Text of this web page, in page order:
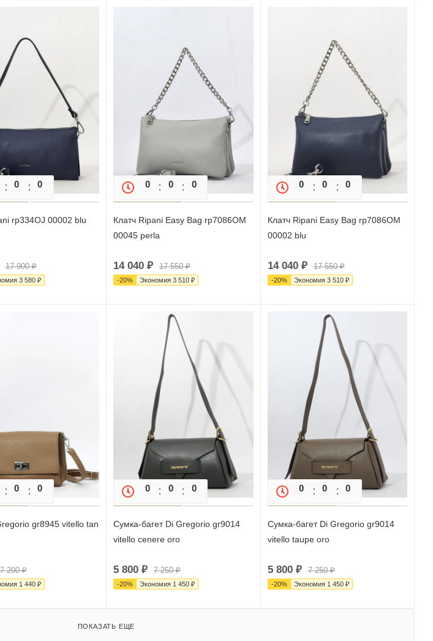
0 0 0
rp334OJ 00002 blu
17 900₽
3 580₽
0 0 0 0
Клатч Ripani Easy Bag rp7086OM
00045 perla
14 040 ₽ 17 550₽
-20% Экономия 3 510 ₽
0 0 0
Клатч Ripani Easy Bag rp7086OM
00002 blu
14 040₽ 17 550₽
-20% Экономия 3 510₽
0 0 0
gr8945 vitello tan
7 200₽
1 440₽
0 0 0 0
Сумка-багет Di Gregorio gr9014
vitello cenere oro
5 800 ₽ 7 250₽
-20% Экономия 1 450 ₽
0 0 0 0
Сумка-багет Di Gregorio gr9014
vitello taupe oro
5 800₽ 7 250₽
-20% Экономия 1 450₽
ПОКАЗАТЬ ЕЩЕ